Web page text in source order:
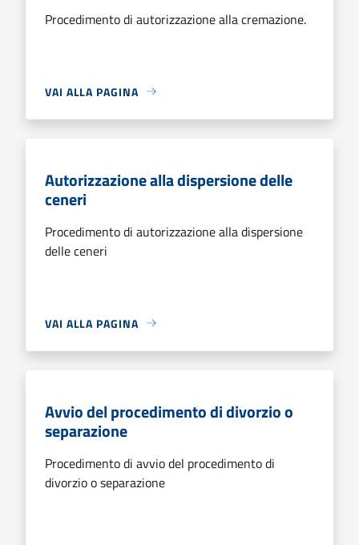
Procedimento di autorizzazione alla cremazione.
VAI ALLA PAGINA
Autorizzazione alla dispersione delle
ceneri
Procedimento di autorizzazione alla dispersione
delle ceneri
VAI ALLA PAGINA
Avvio del procedimento di divorzio o
separazione
Procedimento di avvio del procedimento di
divorzio o separazione